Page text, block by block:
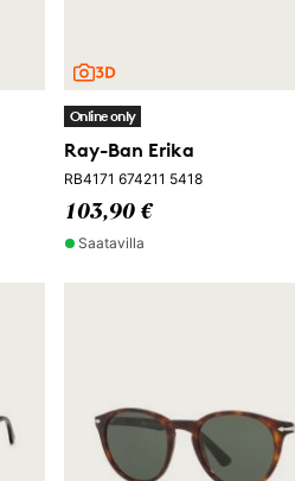
Online only
Ray-Ban Erika
RB4171 674211 5418
103,90 €
Saatavilla